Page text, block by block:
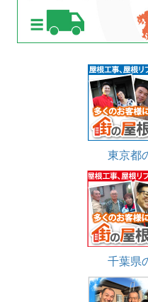
東京都
千葉県